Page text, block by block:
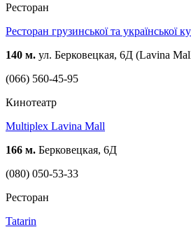
Ресторан
Ресторан грузинської та української
140 м. ул. Берковецкая, 6Д (Lavina
(066) 560-45-95
Кинотеатр
Multiplex Lavina Mall
166 м. Берковецкая, 6Д
(080) 050-53-33
Ресторан
Tatarin